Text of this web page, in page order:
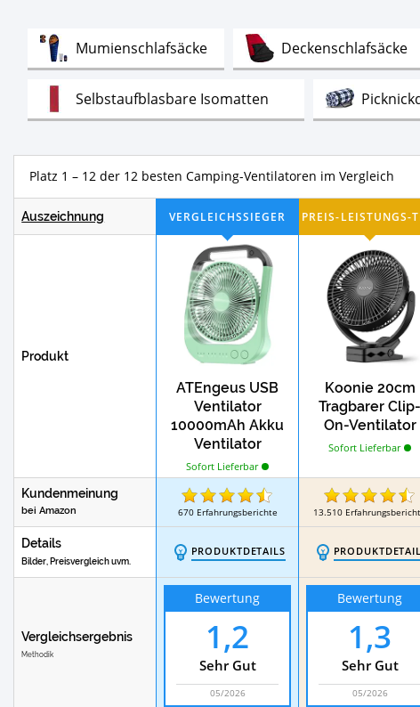
MumienschlafsäckeTest Deckenschlafsäcke
Selbstaufblasbare Isomatten
Passiven KühlboxenTest Outdoor-
WinterschlafsäckeTest BenzinkocherTest
Camping-Ventilatoren Test PerkolatorenTest
Platz 1 – 12 der 12 besten Camping-Ventilatoren im Vergleich
Auszeichnung
Produkt
ATEngeus USB
Ventilator
10000mAh Akku
Ventilator
Sofort Lieferbar
Koonie 20cm
Tragbarer Clip-
On-Ventilator
Sofort Lieferbar
Kundenmeinung
bei Amazon 670 Erfahrungsberichte 13.510
Details
Bilder, Preisvergleich uvm.
PRODUKTDETAILS
Vergleichsergebnis
Methodik
Bewertung
1,2
Sehr Gut
05/2026
Bewertung
1,3
Sehr Gut
05/2026